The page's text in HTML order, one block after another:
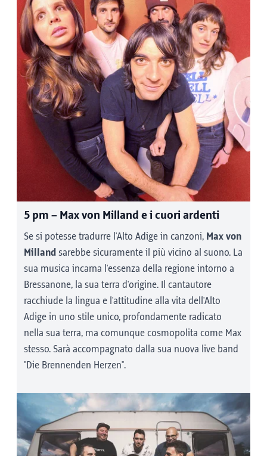
5 pm – Max von Milland e i cuori ardenti
Se si potesse tradurre l'Alto Adige in canzoni, Max von
Milland sarebbe sicuramente il più vicino al suono. La
sua musica incarna l'essenza della regione intorno a
Bressanone, la sua terra d'origine. Il cantautore
racchiude la lingua e l'attitudine alla vita dell'Alto
Adige in uno stile unico, profondamente radicato
nella sua terra, ma comunque cosmopolita come Max
stesso. Sarà accompagnato dalla sua nuova live band
"Die Brennenden Herzen".